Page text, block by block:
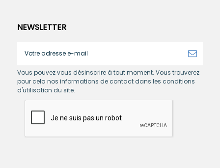
NEWSLETTER
Vous pouvez vous désinscrire à tout moment. Vous trouverez
pour cela nos informations de contact dans les conditions
d'utilisation du site.